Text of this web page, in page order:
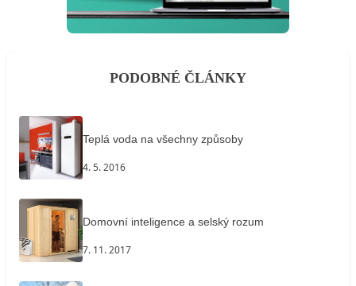
PODOBNÉ ČLÁNKY
Teplá voda na všechny způsoby
4. 5. 2016
Domovní inteligence a selský rozum
7. 11. 2017